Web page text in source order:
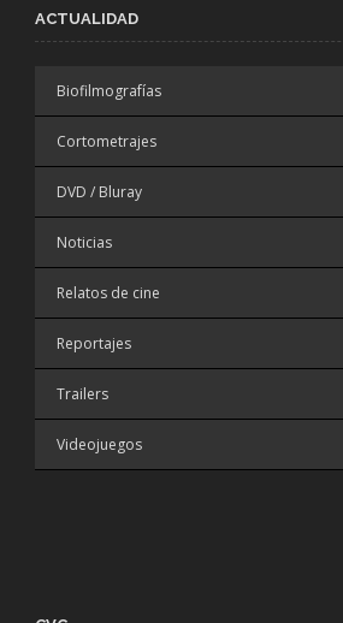
ACTUALIDAD
Biofilmografías
Cortometrajes
DVD / Bluray
Noticias
Relatos de cine
Reportajes
Trailers
Videojuegos